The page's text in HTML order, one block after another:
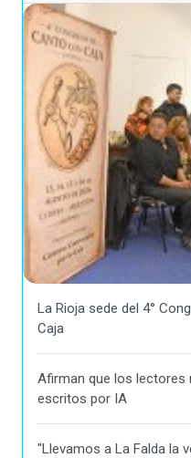
La Rioja sede del 4°
Caja
Afirman que los lectores
escritos por IA
"Llevamos a La Falda la